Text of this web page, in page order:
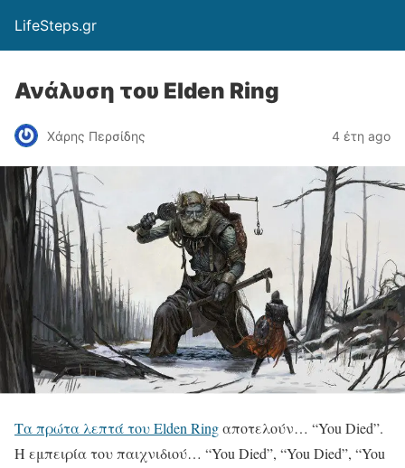
LifeSteps.gr
Ανάλυση του Elden Ring
Χάρης Περσίδης 4 έτη ago
Τα πρώτα λεπτά του Elden Ringαποτελούν… “You Died”.
Η εμπειρία του παιχνιδιού… “You Died”, “You Died”, “You